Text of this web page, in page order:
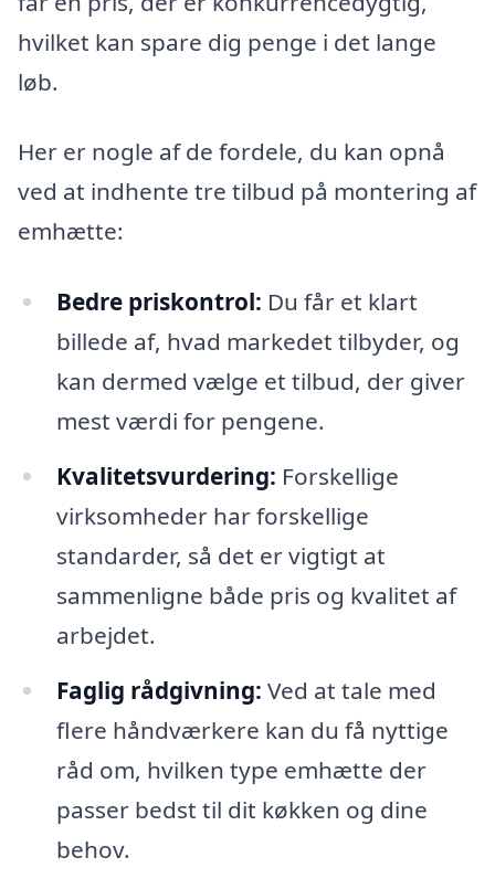
hvilket kan spare dig penge i det lange
løb.
Her er nogle af de fordele, du kan opnå
ved at indhente tre tilbud på montering af
emhætte:
Bedre priskontrol: Du får et klart
billede af, hvad markedet tilbyder, og
kan dermed vælge et tilbud, der giver
mest værdi for pengene.
Kvalitetsvurdering: Forskellige
virksomheder har forskellige
standarder, så det er vigtigt at
sammenligne både pris og kvalitet af
arbejdet.
Faglig rådgivning: Ved at tale med
flere håndværkere kan du få nyttige
råd om, hvilken type emhætte der
passer bedst til dit køkken og dine
behov.